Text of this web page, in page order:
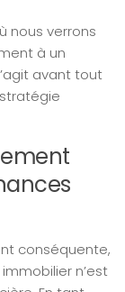
nous verrons
à un
avant tout
conséquente,
n’est